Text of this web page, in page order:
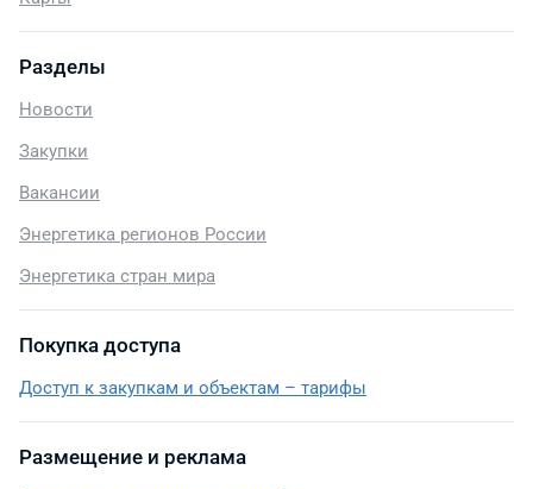
Разделы
Новости
Закупки
Вакансии
Энергетика регионов России
Энергетика стран мира
Покупка доступа
Доступ к закупкам и объектам – тарифы
Размещение и реклама